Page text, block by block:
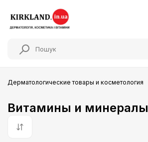
Дерматологические товары и косметология
Витамины и минералы
По умолчанию